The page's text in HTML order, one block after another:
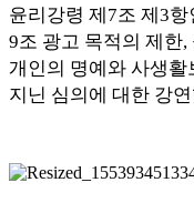
윤리강령 제 7조 제3항
9조 광고 목적의 제한,
개인의 명예와 사생활
지닌 심의에 대한 강